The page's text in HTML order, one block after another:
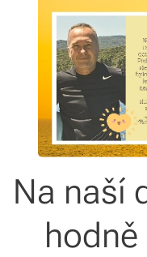
Na naší